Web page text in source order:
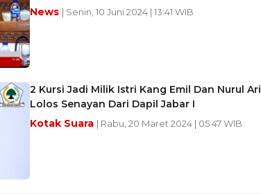
News | Senin, 10 Juni 2024 | 13:41 WIB
2 Kursi Jadi Milik Istri Kang Emil Dan Nurul
Lolos Senayan Dari Dapil Jabar I
Kotak Suara | Rabu, 20 Maret 2024 | 05:47 WIB